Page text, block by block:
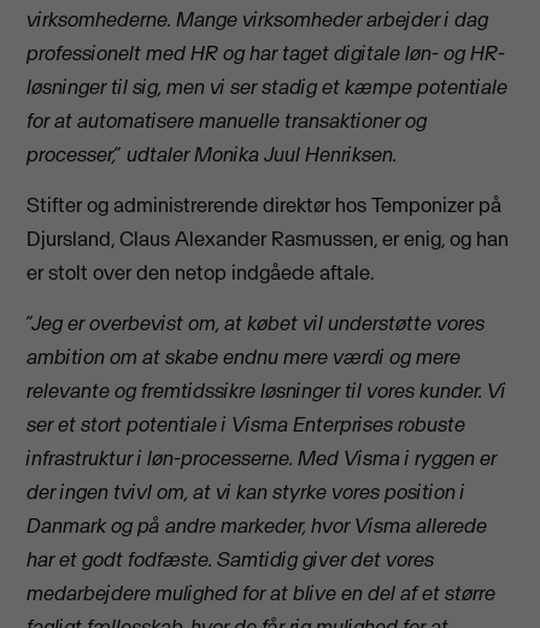
virksomhederne. Mange virksomheder arbejder i dag
professionelt med HR og har taget digitale løn- og HR-
løsninger til sig, men vi ser stadig et kæmpe potentiale
for at automatisere manuelle transaktioner og
processer,” udtaler Monika Juul Henriksen.
Stifter og administrerende direktør hos Temponizer på
Djursland, Claus Alexander Rasmussen, er enig, og han
er stolt over den netop indgåede aftale.
”Jeg er overbevist om, at købet vil understøtte vores
ambition om at skabe endnu mere værdi og mere
relevante og fremtidssikre løsninger til vores kunder. Vi
ser et stort potentiale i Visma Enterprises robuste
infrastruktur i løn-processerne. Med Visma i ryggen er
der ingen tvivl om, at vi kan styrke vores position i
Danmark og på andre markeder, hvor Visma allerede
har et godt fodfæste. Samtidig giver det vores
medarbejdere mulighed for at blive en del af et større